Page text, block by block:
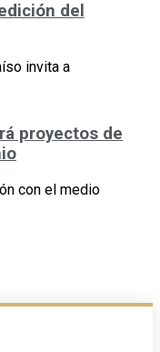
del
invita a
proyectos de
con el medio